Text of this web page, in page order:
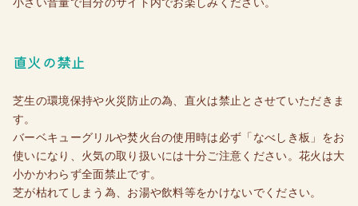
小さい音量で自分のサイト内でお楽しみください。
直火の禁止
芝生の環境保持や火災防止の為、直火は禁止とさせていただきま
す。
バーベキューグリルや焚火台の使用時は必ず「なべしき板」をお
使いになり、火気の取り扱いには十分ご注意ください。花火は大
小かかわらず全面禁止です。
芝が枯れてしまう為、お湯や飲料等をかけないでください。